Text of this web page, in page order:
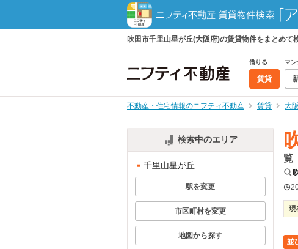
吹田市千里山星が丘(大阪府)の賃貸物件をまとめて
借りる
賃貸
マン
不動産・住宅情報のニフティ不動産 賃貸 大
検索中のエリア
千里山星が丘
駅を変更
市区町村を変更
地図から探す
覧
現
並